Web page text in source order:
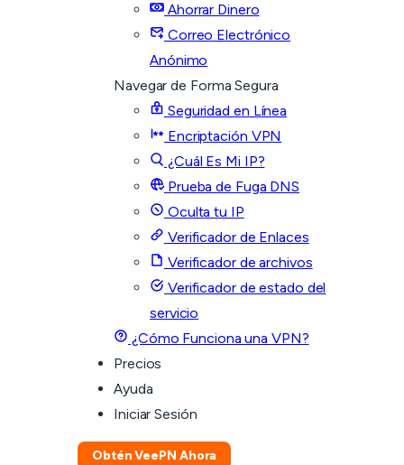
Ahorrar Dinero
Correo Electrónico
Anónimo
Navegar de Forma Segura
Seguridad en Línea
Encriptación VPN
¿Cuál Es Mi IP?
Prueba de Fuga DNS
Oculta tu IP
Verificador de Enlaces
Verificador de archivos
Verificador de estado del
servicio
¿Cómo Funciona una VPN?
Precios
Ayuda
Iniciar Sesión
Obtén VeePN Ahora